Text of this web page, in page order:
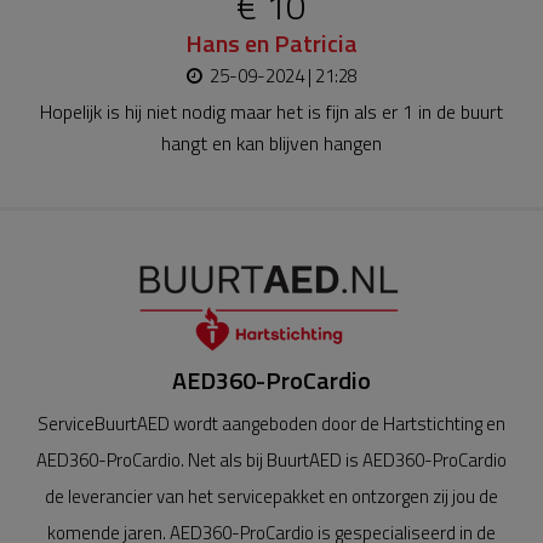
Hans en Patricia
25-09-2024 | 21:28
Hopelijk is hij niet nodig maar het is fijn als er 1 in de buurt
hangt en kan blijven hangen
AED360-ProCardio
ServiceBuurtAED wordt aangeboden door de Hartstichting en
AED360-ProCardio. Net als bij BuurtAED is AED360-ProCardio
de leverancier van het servicepakket en ontzorgen zij jou de
komende jaren. AED360-ProCardio is gespecialiseerd in de